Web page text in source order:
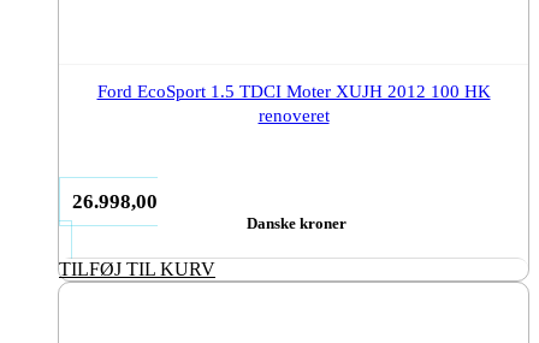
Ford EcoSport 1.5 TDCI Moter XUJH 2012 100 HK
renoveret
26.998,00
Danske kroner
TILFØJ TIL KURV